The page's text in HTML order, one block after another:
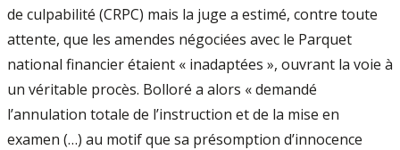
de culpabilité (CRPC) mais la juge a estimé, contre toute
attente, que les amendes négociées avec le Parquet
national financier étaient « inadaptées », ouvrant la voie à
un véritable procès. Bolloré a alors « demandé
l’annulation totale de l’instruction et de la mise en
examen (…) au motif que sa présomption d’innocence